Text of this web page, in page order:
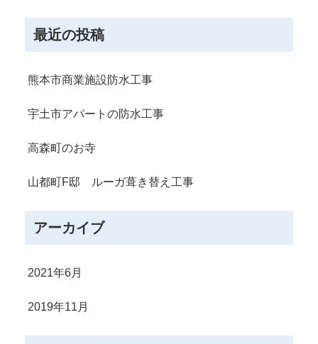
最近の投稿
熊本市商業施設防水工事
宇土市アパートの防水工事
高森町のお寺
山都町F邸 ルーガ葺き替え工事
アーカイブ
2021年6月
2019年11月